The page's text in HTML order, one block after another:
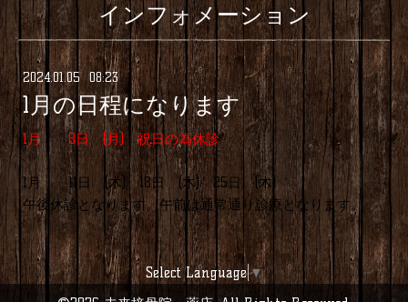
インフォメーション
2024.01.05 08:23
1月の日程になります
1月 8日 (月) 祝日の為休診
1月 11日 (木) 18日 (木) 25日 (木)
午後休診となります。午前は通常通り診療となります。
Select Language▼